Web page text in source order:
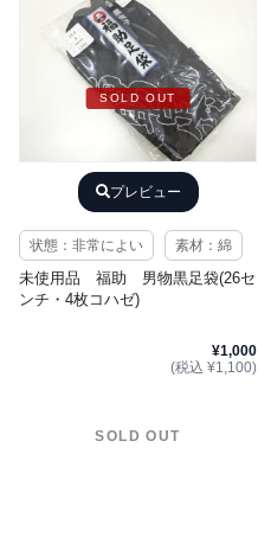
SOLD OUT
プレビュー
状態：非常によい 素材：綿
未使用品 福助 男物黒足袋(26セ
ンチ・4枚コハゼ)
¥1,000
(税込 ¥1,100)
SOLD OUT